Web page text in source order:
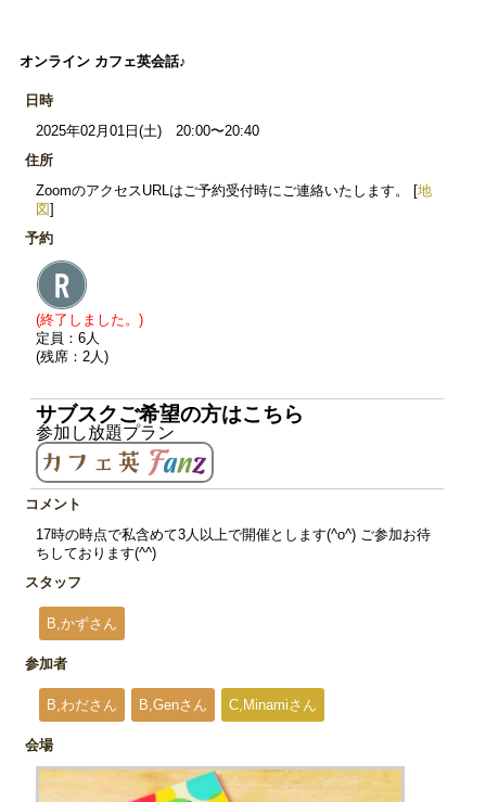
オンライン カフェ英会話♪
日時
2025年02月01日(土) 20:00〜20:40
住所
ZoomのアクセスURLはご予約受付時にご連絡いたします。 [地
図]
予約
(終了しました。)
定員：6人
(残席：2人)
サブスクご希望の方はこちら
参加し放題プラン
コメント
17時の時点で私含めて3人以上で開催とします(^o^) ご参加お待
ちしております(^^)
スタッフ
B,かずさん
参加者
B,わださん B,Genさん C,Minamiさん
会場